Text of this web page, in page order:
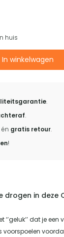
huis
In winkelwagen
.
.
én gratis retour.
!
drogen in deze
dat je